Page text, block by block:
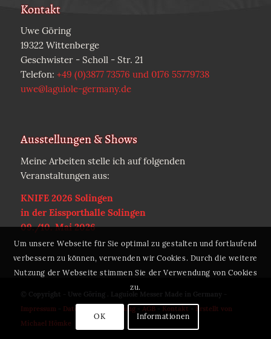
Kontakt
Uwe Göring
19322 Wittenberge
Geschwister - Scholl - Str. 21
Telefon: +49 (0)3877 73576 und 0176 55779738
uwe@laguiole-germany.de
Ausstellungen & Shows
Meine Arbeiten stelle ich auf folgenden
Veranstaltungen aus:
KNIFE 2026 Solingen
in der Eissporthalle Solingen
09./10. Mai 2026
© Copyright - Uwe Göring . Laguiole Messer Made in Germany -
Impressum- Datenschutzerklärung- AGB- Kontakt
Erstellt von
Michael Hömke
Um unsere Webseite für Sie optimal zu gestalten und fortlaufend
verbessern zu können, verwenden wir Cookies. Durch die weitere
Nutzung der Webseite stimmen Sie der Verwendung von Cookies
zu.
OK Informationen